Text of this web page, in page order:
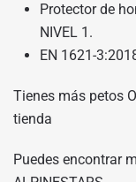
Protector de
NIVEL 1.
EN 1621-
Tienes más petos
tienda
Puedes encontrar